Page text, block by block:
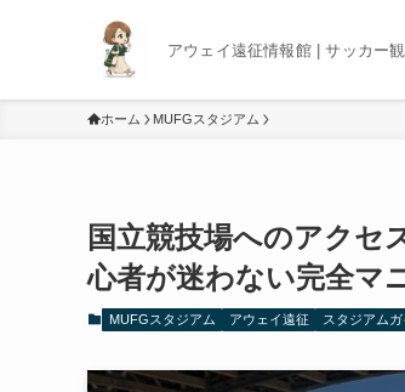
アウェイ遠征情報館 | サッカー
ホーム MUFGスタジアム
国立競技場へのアクセ
心者が迷わない完全マ
MUFGスタジアム アウェイ遠征 スタジアムガ